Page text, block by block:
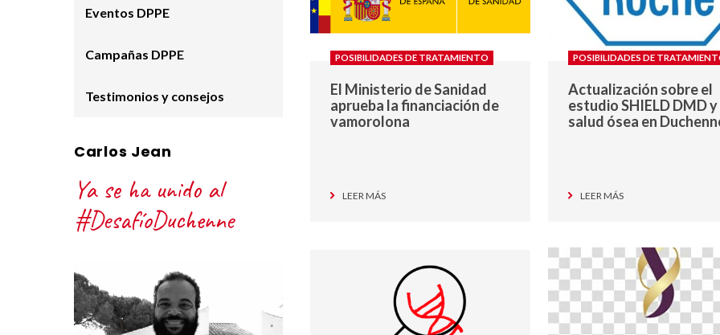
POSIBILIDADES DE TRATAMIENTO
El Ministerio de Sanidad
aprueba la financiación de
vamorolona
LEER MÁS
POSIBILIDADES DE
Actualización sobre el
estudio SHIELD DMD y
salud ósea en
LEER MÁS
Eventos DPPE
Campañas DPPE
Testimonios y consejos
Carlos Jean
Ya se ha unido al
#DesafíoDuchenne